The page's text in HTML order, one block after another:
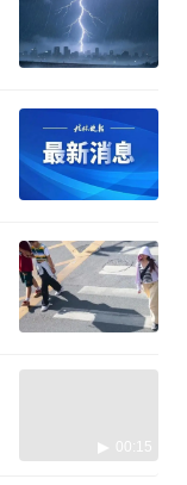
00:15